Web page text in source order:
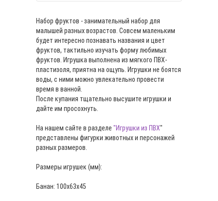
Набор фруктов - занимательный набор для
малышей разных возрастов. Совсем маленьким
будет интересно познавать названия и цвет
фруктов, тактильно изучать форму любимых
фруктов. Игрушка выполнена из мягкого ПВХ-
пластизоля, приятна на ощупь. Игрушки не боятся
воды, с ними можно увлекательно провести
время в ванной.
После купания тщательно высушите игрушки и
дайте им просохнуть.
На нашем сайте в разделе "Игрушки из ПВХ"
представлены фигурки животных и персонажей
разных размеров.
Размеры игрушек (мм):
Банан: 100х63х45